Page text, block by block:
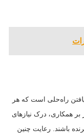
راه‌حلی است که هر
همکاری، درک نیازهای
باشند. رعایت چنین